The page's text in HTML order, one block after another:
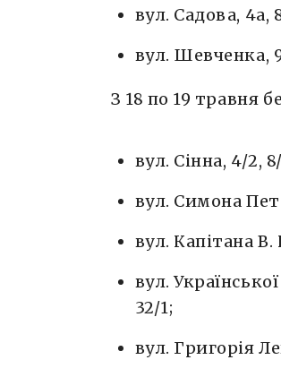
вул. Садова, 4а,
вул. Шевченка,
З 18 по 19 травня
вул. Сінна, 4/2,
вул. Симона
вул. Капітана В.
вул.
32/1;
вул. Григорія